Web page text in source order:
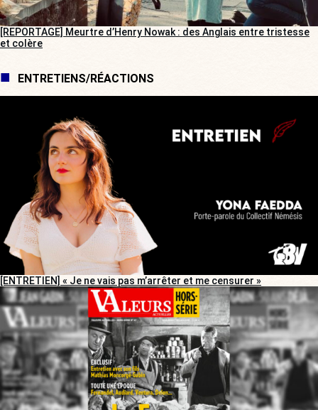
[REPORTAGE] Meurtre d’Henry Nowak : des Anglais entre tristesse
et colère
ENTRETIENS/RÉACTIONS
[ENTRETIEN] « Je ne vais pas m’arrêter et me censurer »